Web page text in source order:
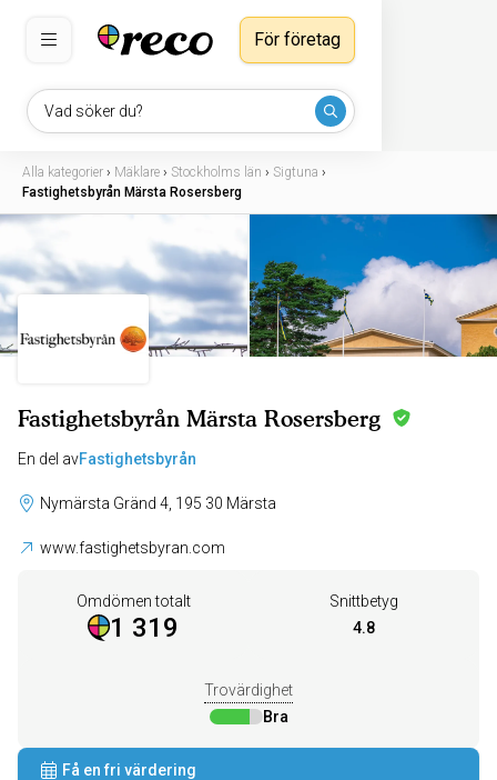
Vad söker du?
För företag
Alla kategorier › Mäklare › Stockholms län › Sigtuna ›
Fastighetsbyrån Märsta Rosersberg
Fastighetsbyrån Märsta Rosersberg
En del avFastighetsbyrån
Nymärsta Gränd 4, 195 30 Märsta
www.fastighetsbyran.com
Omdömen totalt
1 319
Snittbetyg
4.8
Trovärdighet
Bra
Få en fri värdering